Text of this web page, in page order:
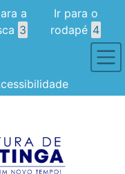
a
3
Ir para o
rodapé 4